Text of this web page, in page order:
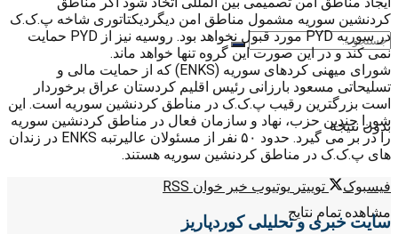
بدون نتیجه
مشاهده تمام نتایج
کردنشین سوریه مشمول مناطق امن دیگردیکتاتوری شاخه پ.ک.ک
در سوریه PYD مورد قبول نخواهد بود. روسیه نیز از PYD حمایت
نمی کند و در این صورت این گروه تنها خواهد ماند.
شورای میهنی کردهای سوریه (ENKS) که از حمایت مالی و
تسلیحاتی مسعود بارزانی رئیس اقلیم کردستان عراق برخوردار
است بزرگترین رقیب پ.ک.ک در مناطق کردنشین سوریه است. این
شورا چندین حزب، نهاد و سازمان فعال در مناطق کردنشین سوریه
را در بر می گیرد. حدود ۵۰ نفر از مسئولان عالیرتبه ENKS در زندان
های پ.ک.ک در مناطق کردنشین سوریه هستند.
فیسبوک
توییتر یوتیوب خبر خوان RSS
سایت خبری و تحلیلی کوردپاریز